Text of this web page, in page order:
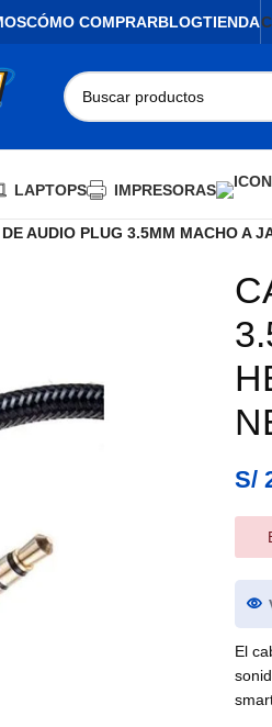
CÓMO COMPRARBLOGTIENDA
LAPTOPS IMPRESORAS
AUDIO PLUG 3.5MM MACHO A
S/
El